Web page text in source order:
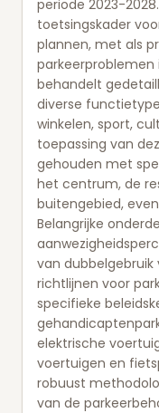
periode 2023-
toetsingskader
plannen, met als
behandelt
diverse
winkelen, sport,
toepassing van
gehouden met
het centrum, de
buitengebied,
Belangrijke
van dubbelgebruik
richtlijnen voor
specifieke
elektrische
voertuigen en
robuust
van de